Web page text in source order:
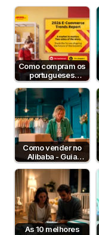
Como compram os
portugueses
online? Estudo DHL
Como vender no
Alibaba - Guia
Completo para
Empresas B2B em
Portugal
As 10 melhores